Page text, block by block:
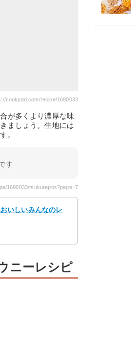
cookpad.com/recipe/1690033
が多くより濃厚な味
ましょう。生地には
。
す
1690033/tsukurepos?page=7
いしいみんなのレ
ニーレシピ